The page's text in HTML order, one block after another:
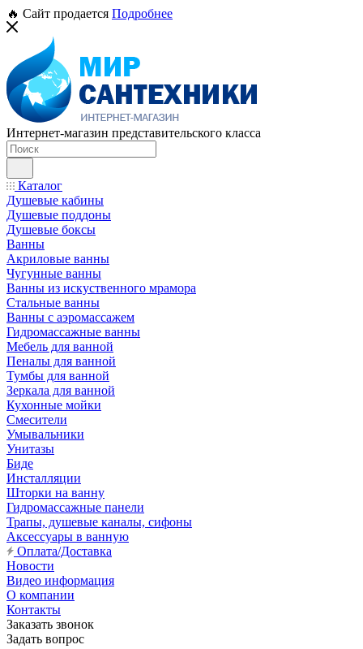
🔥 Сайт продается Подробнее
Интернет-магазин представительского класса
Каталог
Душевые кабины
Душевые поддоны
Душевые боксы
Ванны
Акриловые ванны
Чугунные ванны
Ванны из искуственного мрамора
Стальные ванны
Ванны с аэромассажем
Гидромассажные ванны
Мебель для ванной
Пеналы для ванной
Тумбы для ванной
Зеркала для ванной
Кухонные мойки
Смесители
Умывальники
Унитазы
Биде
Инсталляции
Шторки на ванну
Гидромассажные панели
Трапы, душевые каналы, сифоны
Аксессуары в ванную
Оплата/Доставка
Новости
Видео информация
О компании
Контакты
Заказать звонок
Задать вопрос